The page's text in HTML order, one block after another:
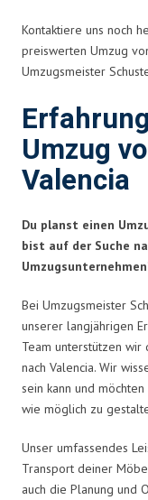
Kontaktiere uns noch
preiswerten Umzug
Umzugsmeister
Umzug
Valencia
Du planst einen
bist auf der Suche
Bei Umzugsmeister
unserer langjährigen
Team unterstützen
nach Valencia. Wir
sein kann und
wie möglich zu
Unser umfassendes
Transport deiner
auch die Planung und